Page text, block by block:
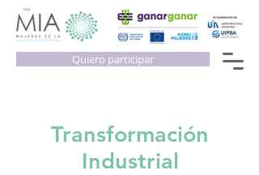
Quiero participar
Transformación
Industrial